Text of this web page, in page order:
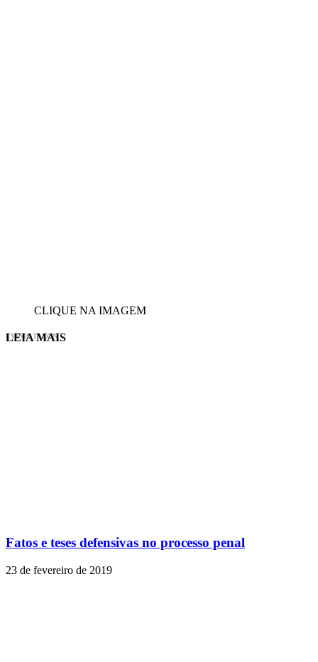
CLIQUE NA IMAGEM
EVINIS TALON
LEIA MAIS
Fatos e teses defensivas no processo penal
23 de fevereiro de 2019